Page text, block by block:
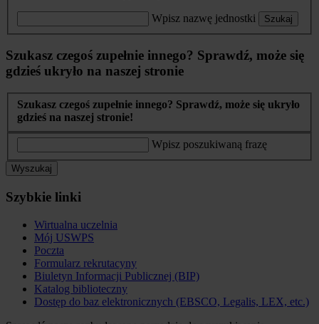
Wpisz nazwę jednostki Szukaj
Szukasz czegoś zupełnie innego? Sprawdź, może się
gdzieś ukryło na naszej stronie
Szukasz czegoś zupełnie innego? Sprawdź, może się ukryło
gdzieś na naszej stronie!
Wpisz poszukiwaną frazę
Wyszukaj
Szybkie linki
Wirtualna uczelnia
Mój USWPS
Poczta
Formularz rekrutacyny
Biuletyn Informacji Publicznej (BIP)
Katalog biblioteczny
Dostęp do baz elektronicznych (EBSCO, Legalis, LEX, etc.)